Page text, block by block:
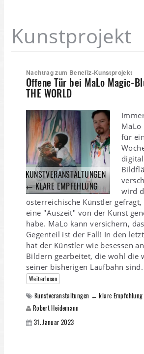
Kunstprojekt
Nachtrag zum Benefiz-Kunstprojekt
Offene Tür bei MaLo Magic-
THE WORLD
KUNSTVERANSTALTUNGEN
← KLARE EMPFEHLUNG
MaLo
für
wird
österreichische Künstler gefragt,
eine "Auszeit" von der Kunst
habe. MaLo kann versichern,
Gegenteil ist der Fall! In den
hat der Künstler wie besessen
Bildern gearbeitet, die wohl die
seiner bisherigen Laufbahn sind.
Weiterlesen
Kunstveranstaltungen ← klare Empfehlung
Robert Heidemann
31. Januar 2023